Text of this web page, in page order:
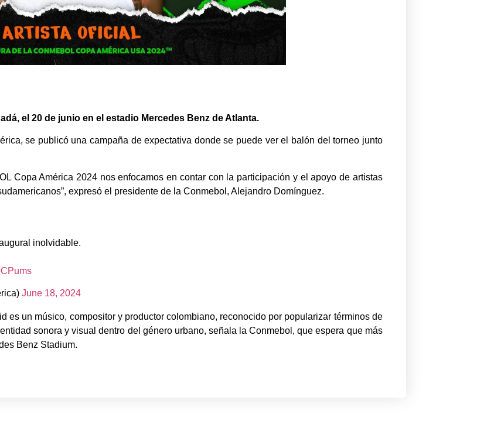
el 20 de junio en el estadio Mercedes Benz de Atlanta.
se publicó una campaña de expectativa donde se puede ver el balón del torneo junto
Copa América 2024 nos enfocamos en contar con la participación y el apoyo de artistas
expresó el presidente de la Conmebol, Alejandro Domínguez.
inolvidable.
June 18, 2024
es un músico, compositor y productor colombiano, reconocido por popularizar términos de
sonora y visual dentro del género urbano, señala la Conmebol, que espera que más
Benz Stadium.